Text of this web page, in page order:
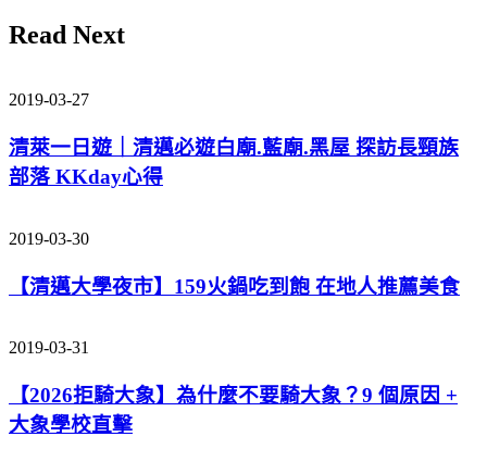
Read Next
2019-03-27
清萊一日遊｜清邁必遊白廟.藍廟.黑屋 探訪長頸族
部落 KKday心得
2019-03-30
【清邁大學夜市】159火鍋吃到飽 在地人推薦美食
2019-03-31
【2026拒騎大象】為什麼不要騎大象？9 個原因 +
大象學校直擊